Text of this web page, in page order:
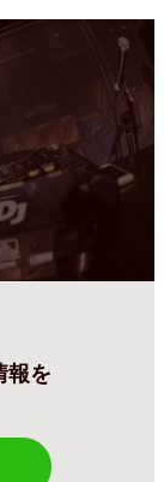
報を